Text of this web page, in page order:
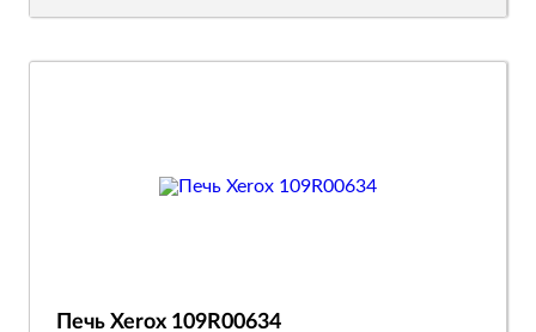
Печь Xerox 109R00634